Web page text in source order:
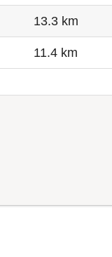
13.3 km
11.4 km